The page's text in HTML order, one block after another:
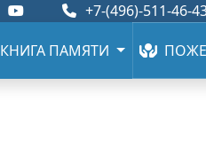
+7-(496)-511-46-
КНИГА ПАМЯТИ